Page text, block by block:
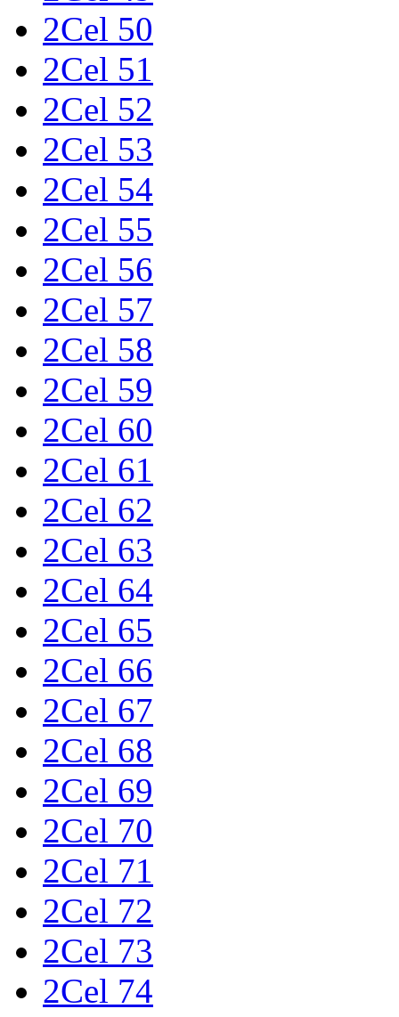
2Cel 50
2Cel 51
2Cel 52
2Cel 53
2Cel 54
2Cel 55
2Cel 56
2Cel 57
2Cel 58
2Cel 59
2Cel 60
2Cel 61
2Cel 62
2Cel 63
2Cel 64
2Cel 65
2Cel 66
2Cel 67
2Cel 68
2Cel 69
2Cel 70
2Cel 71
2Cel 72
2Cel 73
2Cel 74